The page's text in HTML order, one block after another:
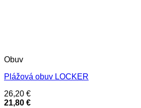
Obuv
Plážová obuv LOCKER
26,20 €
21,80 €